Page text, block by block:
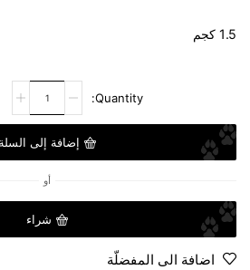
1.5 كجم
إضافة إلى السلة
أو
شراء
اضافة الى المفضلّة